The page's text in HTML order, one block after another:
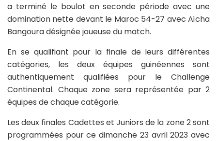
a terminé le boulot en seconde période avec une
domination nette devant le Maroc 54-27 avec Aïcha
Bangoura désignée joueuse du match.
En se qualifiant pour la finale de leurs différentes
catégories, les deux équipes guinéennes sont
authentiquement qualifiées pour le Challenge
Continental. Chaque zone sera représentée par 2
équipes de chaque catégorie.
Les deux finales Cadettes et Juniors de la zone 2 sont
programmées pour ce dimanche 23 avril 2023 avec